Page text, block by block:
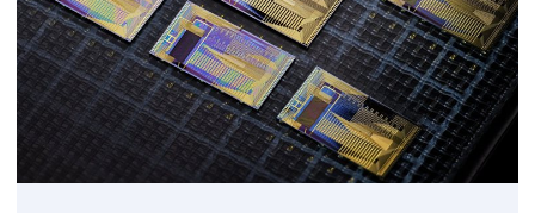
nu
voor
het
eerst
toegepast
gebouwen